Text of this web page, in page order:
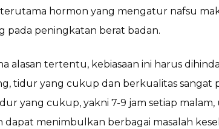
hormon yang mengatur nafsu
pada peningkatan berat badan.
alasan tertentu, kebiasaan ini harus
tidur yang cukup dan berkualitas
yang cukup, yakni 7-9 jam setiap
dapat menimbulkan berbagai masalah